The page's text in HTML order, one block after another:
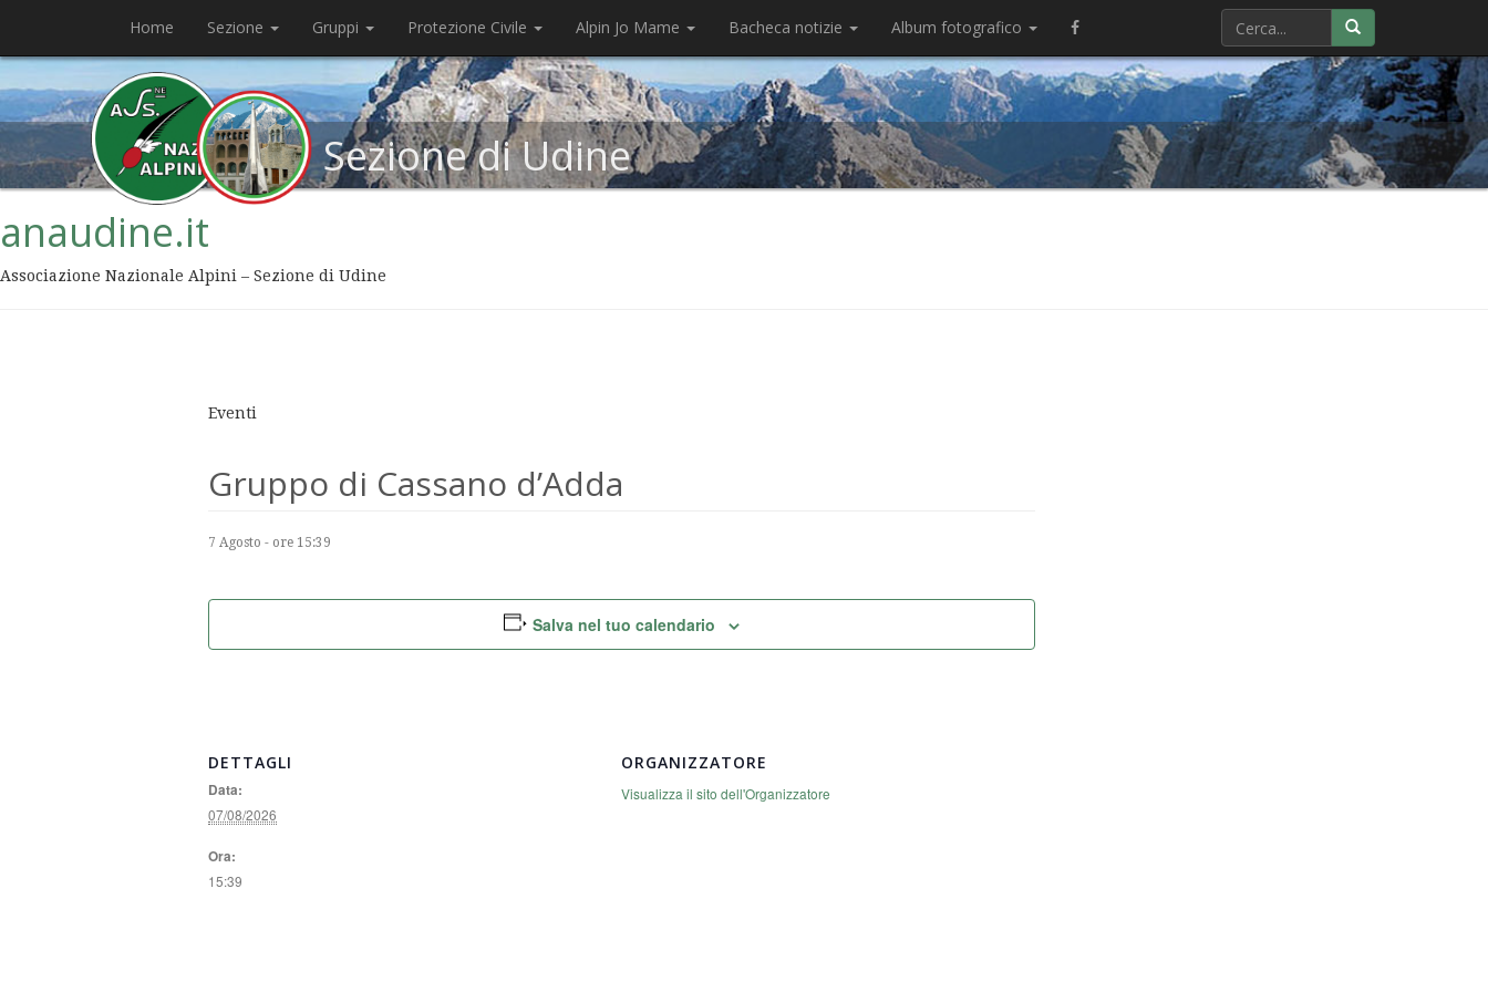
Home Sezione Gruppi Protezione Civile Alpin Jo Mame Bacheca notizie Album fotografico
Sezione di Udine
anaudine.it
Associazione Nazionale Alpini – Sezione di Udine
Eventi
Gruppo di Cassano d’Adda
7 Agosto - ore 15:39
Salva nel tuo calendario
DETTAGLI
Data:
07/08/2026
Ora:
15:39
ORGANIZZATORE
Visualizza il sito dell'Organizzatore